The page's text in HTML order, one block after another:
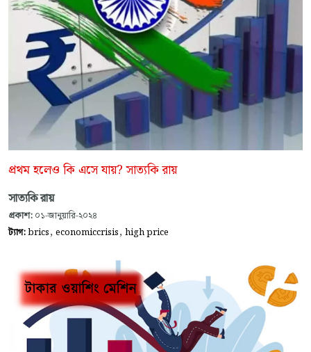
প্রথম হলেও কি এসে যায়? সাত্যকি রায়
সাত্যকি রায়
প্রকাশ: ০১-জানুয়ারি-২০২৪
ট্যাগ:brics, economiccrisis, high price